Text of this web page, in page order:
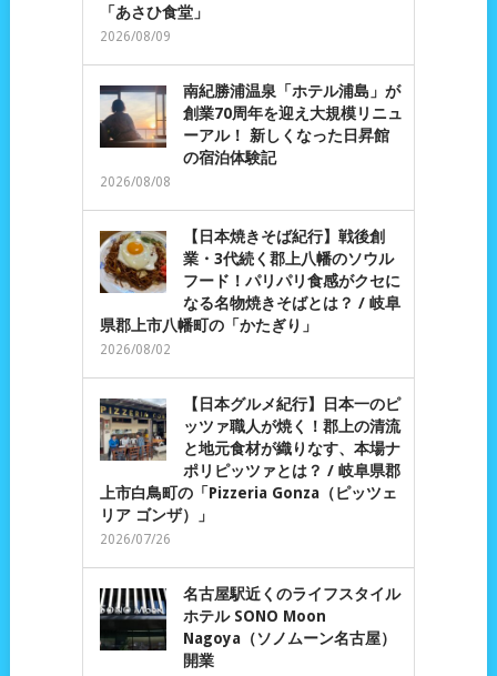
「あさひ食堂」
2026/08/09
南紀勝浦温泉「ホテル浦島」が
創業70周年を迎え大規模リニュ
ーアル！ 新しくなった日昇館
の宿泊体験記
2026/08/08
【日本焼きそば紀行】戦後創
業・3代続く郡上八幡のソウル
フード！パリパリ食感がクセに
なる名物焼きそばとは？ / 岐阜
県郡上市八幡町の「かたぎり」
2026/08/02
【日本グルメ紀行】日本一のピ
ッツァ職人が焼く！郡上の清流
と地元食材が織りなす、本場ナ
ポリピッツァとは？ / 岐阜県郡
上市白鳥町の「Pizzeria Gonza（ピッツェ
リア ゴンザ）」
2026/07/26
名古屋駅近くのライフスタイル
ホテル SONO Moon
Nagoya（ソノムーン名古屋）
開業